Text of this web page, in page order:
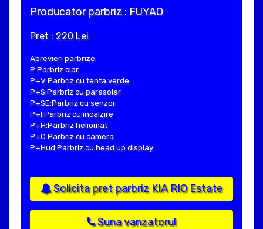
Producator parbriz : FUYAO
Pret : 220 Lei
Abrevieri parbrize:
P:Parbriz clar
P+V:Parbriz cu tenta verde
P+S:Parbriz cu parasolar
P+SE:Parbriz cu senzor
P+I:Parbriz cu incalzire
P+H:Parbriz heliomat
P+C:Parbriz cu camera
P+Hud:Parbriz cu head up display
Solicita pret parbriz KIA RIO Estate
Suna vanzatorul